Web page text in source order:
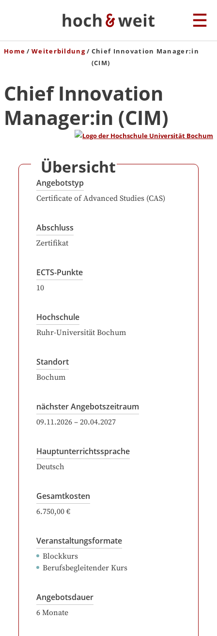
Home Weiterbildung
Chief Innovation Manager:in
(CIM)
Chief Innovation
Manager:in (CIM)
Übersicht
Angebotstyp
Certificate of Advanced Studies (CAS)
Abschluss
Zertifikat
ECTS-Punkte
10
Hochschule
Ruhr-Universität Bochum
Standort
Bochum
nächster Angebotszeitraum
09.11.2026 – 20.04.2027
Hauptunterrichtssprache
Deutsch
Gesamtkosten
6.750,00 €
Veranstaltungsformate
Blockkurs
Berufsbegleitender Kurs
Angebotsdauer
6 Monate